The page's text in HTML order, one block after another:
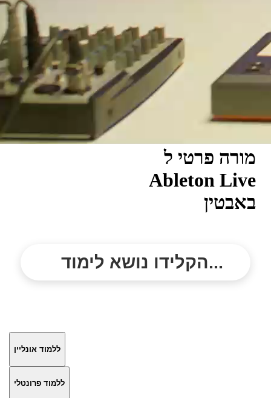
מורה פרטי ל
Ableton Live
באבטין
הקלידו נושא לימוד...
ללמוד אונליין
ללמוד פרונטלי